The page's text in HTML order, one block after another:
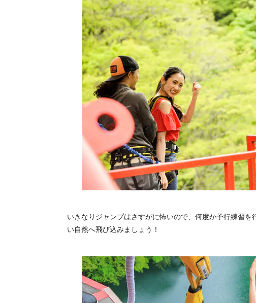
いきなりジャンプはさすがに怖いので、何度か予行練習
い自然へ飛び込みましょう！